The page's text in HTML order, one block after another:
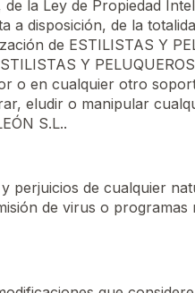
la Ley de Propiedad
disposición, de la
de ESTILISTAS Y
Y
o en cualquier otro
eludir o manipular
S.L..
perjuicios de cualquier
de virus o programas